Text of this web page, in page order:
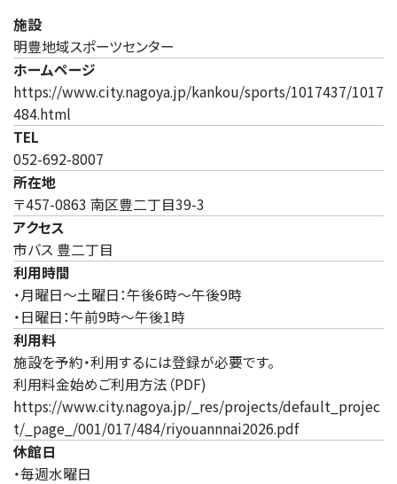
施設
明豊地域スポーツセンター
ホームページ
https://www.city.nagoya.jp/kankou/sports/1017437/1017
484.html
TEL
052-692-8007
所在地
〒457-0863 南区豊二丁目39-3
アクセス
市バス 豊二丁目
利用時間
・月曜日～土曜日：午後6時～午後9時
・日曜日：午前9時～午後1時
利用料
施設を予約・利用するには登録が必要です。
利用料金始めご利用方法（PDF)
https://www.city.nagoya.jp/_res/projects/default_projec
t/_page_/001/017/484/riyouannnai2026.pdf
休館日
・毎週水曜日